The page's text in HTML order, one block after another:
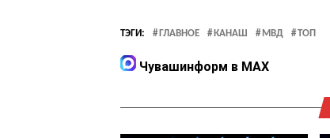
ТЭГИ: ГЛАВНОЕ КАНАШ МВД ТОП
Чувашинформ в MAX